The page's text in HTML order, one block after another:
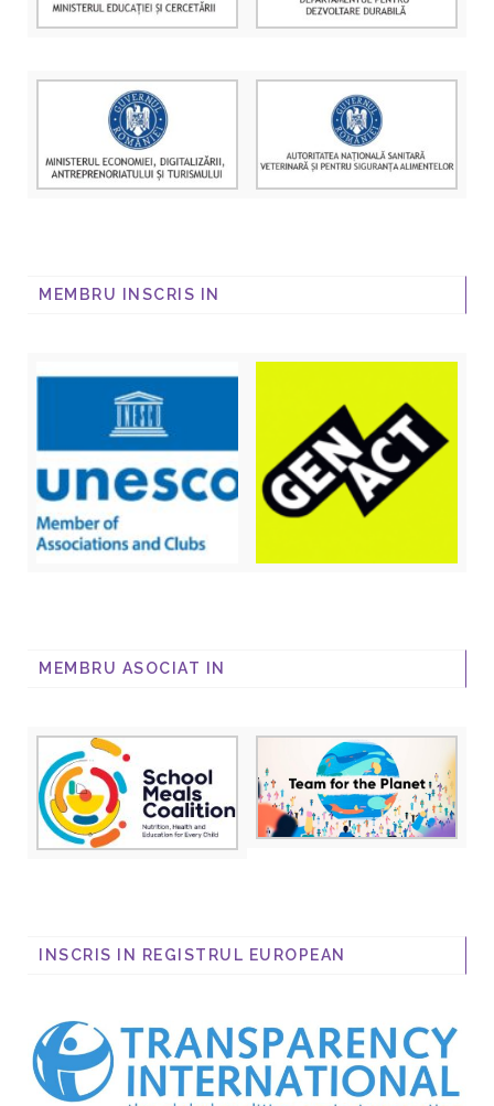
MEMBRU INSCRIS IN
MEMBRU ASOCIAT IN
INSCRIS IN REGISTRUL EUROPEAN